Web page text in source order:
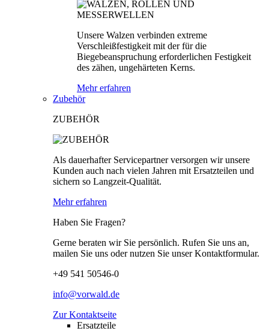
Unsere Walzen verbinden extreme
Verschleißfestigkeit mit der für die
Biegebeanspruchung erforderlichen Festigkeit
des zähen, ungehärteten Kerns.
Mehr erfahren
Zubehör
ZUBEHÖR
Als dauerhafter Servicepartner versorgen wir unsere
Kunden auch nach vielen Jahren mit Ersatzteilen und
sichern so Langzeit-Qualität.
Mehr erfahren
Haben Sie Fragen?
Gerne beraten wir Sie persönlich. Rufen Sie uns an,
mailen Sie uns oder nutzen Sie unser Kontaktformular.
+49 541 50546-0
info@vorwald.de
Zur Kontaktseite
Ersatzteile